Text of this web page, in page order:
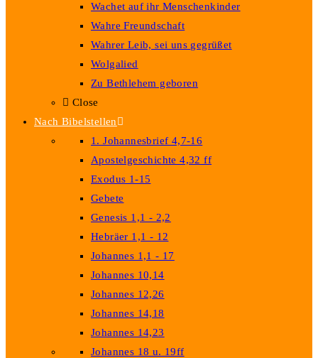
Wachet auf ihr Menschenkinder
Wahre Freundschaft
Wahrer Leib, sei uns gegrüßet
Wolgalied
Zu Bethlehem geboren
Close
Nach Bibelstellen
1. Johannesbrief 4,7-16
Apostelgeschichte 4,32 ff
Exodus 1-15
Gebete
Genesis 1,1 - 2,2
Hebräer 1,1 - 12
Johannes 1,1 - 17
Johannes 10,14
Johannes 12,26
Johannes 14,18
Johannes 14,23
Johannes 18 u. 19ff